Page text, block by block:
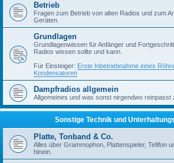
Betrieb
Fragen zum Betrieb von alten Radios und zum
Geräten.
Grundlagen
Grundlagenwissen für Anfänger und
Radios wissen sollte und kann.
Für Einsteiger: Erste Inbetriebnahme eines
Kondensatoren
Dampfradios allgemein
Allgemeines und was sonst nirgendwo reinpasst
Sonstige Technik und
Platte, Tonband & Co.
Alles über Grammophon, Plattenspieler, Tefifon
hinein.